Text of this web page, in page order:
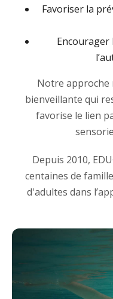
Favoriser la
Encourager
Notre approche
bienveillante qui
favorise le lien
Depuis 2010,
centaines de
d'adultes dans